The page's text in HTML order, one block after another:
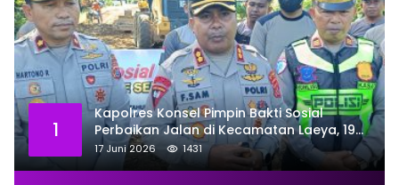
1
Kapolres Konsel Pimpin Bakti Sosial
Perbaikan Jalan di Kecamatan Laeya, 19
Titik Rusak Siap Ditambal
17 Juni 2026 1431